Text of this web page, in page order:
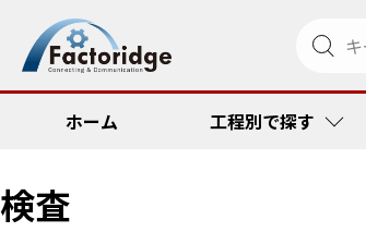
ホーム 工程別で探す
検査